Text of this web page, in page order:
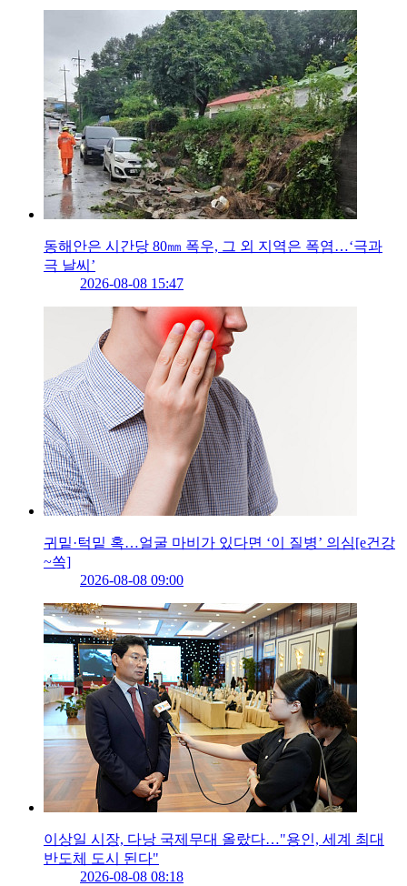
동해안은 시간당 80㎜ 폭우, 그 외 지역은 폭염…‘극과
극 날씨’
2026-08-08 15:47
귀밑·턱밑 혹…얼굴 마비가 있다면 ‘이 질병’ 의심[e건강
~쏙]
2026-08-08 09:00
이상일 시장, 다낭 국제무대 올랐다…"용인, 세계 최대
반도체 도시 된다"
2026-08-08 08:18